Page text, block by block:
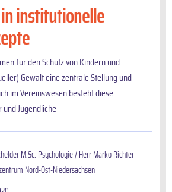
institutionelle
für den Schutz von Kin­dern und
Gewalt eine zentrale Stellung und
im Ver­einswesen besteht diese
Jugendliche
M.Sc. Psychologie / Herr Marko Richter
Nord-Ost-Niedersachsen